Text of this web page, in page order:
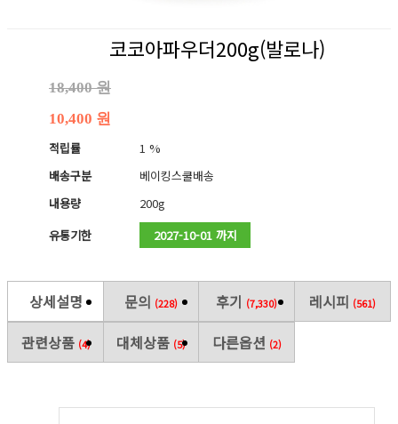
코코아파우더200g(발로나)
18,400 원
10,400 원
적립률
1 %
배송구분
베이킹스쿨배송
내용량
200g
유통기한
2027-10-01 까지
상세설명 문의 (228) 후기 (7,330) 레시피 (561)
관련상품 (4) 대체상품 (5) 다른옵션 (2)